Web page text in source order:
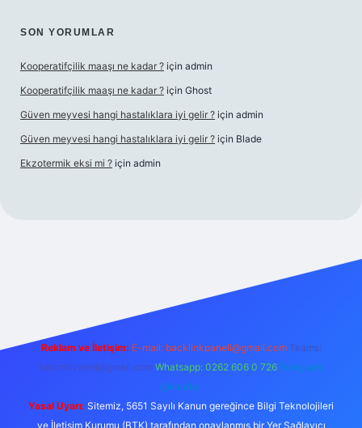
SON YORUMLAR
Kooperatifçilik maaşı ne kadar ? için admin
Kooperatifçilik maaşı ne kadar ? için Ghost
Güven meyvesi hangi hastalıklara iyi gelir ? için admin
Güven meyvesi hangi hastalıklara iyi gelir ? için Blade
Ekzotermik eksi mi ? için admin
Reklam ve İletişim: E-mail: backlinkpaneli@gmail.com Teams:
forumhizmeti@gmail.com Whatsapp: 0262 606 0 726 Telegram:
@karabul
Yasal Uyarı: Sitemiz, 5651 Sayılı Kanun gereğince Bilgi Teknolojileri
ve İletişim Kurumu (BTK) tarafından onaylanmış bir Yer Sağlayıcı